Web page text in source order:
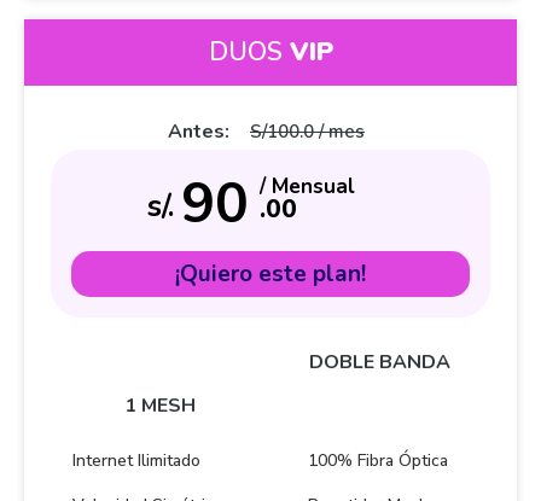
DUOS VIP
Antes: S/100.0 / mes
s/. 90 / Mensual
.00
¡Quiero este plan!
1 MESH
DOBLE BANDA
Internet Ilimitado
100% Fibra Óptica